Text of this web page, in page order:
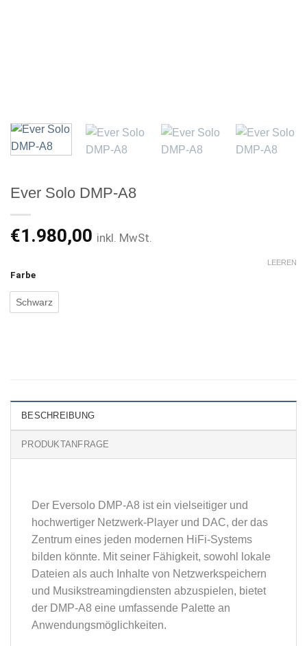
Ever Solo DMP-A8
€1.980,00 inkl. MwSt.
Farbe
Schwarz
LEEREN
BESCHREIBUNG
PRODUKTANFRAGE
Der Eversolo DMP-A8 ist ein vielseitiger und
hochwertiger Netzwerk-Player und DAC, der das
Zentrum eines jeden modernen HiFi-Systems
bilden könnte. Mit seiner Fähigkeit, sowohl lokale
Dateien als auch Inhalte von Netzwerkspeichern
und Musikstreamingdiensten abzuspielen, bietet
der DMP-A8 eine umfassende Palette an
Anwendungsmöglichkeiten.